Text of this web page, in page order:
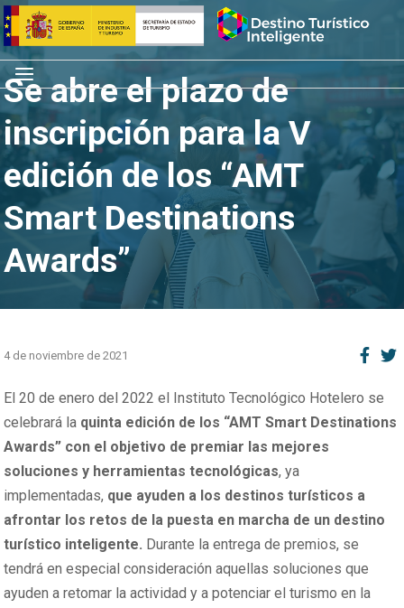
Saltar
al
contenido
Inicio
Menú
Se abre el plazo de
inscripción para la V
edición de los “AMT
Smart Destinations
Awards”
4 de noviembre de 2021
El 20 de enero del 2022 el Instituto Tecnológico Hotelero se
celebrará la quinta edición de los “AMT Smart Destinations
Awards” con el objetivo de premiar las mejores
soluciones y herramientas tecnológicas, ya
implementadas, que ayuden a los destinos turísticos a
afrontar los retos de la puesta en marcha de un destino
turístico inteligente. Durante la entrega de premios, se
tendrá en especial consideración aquellas soluciones que
ayuden a retomar la actividad y a potenciar el turismo en la